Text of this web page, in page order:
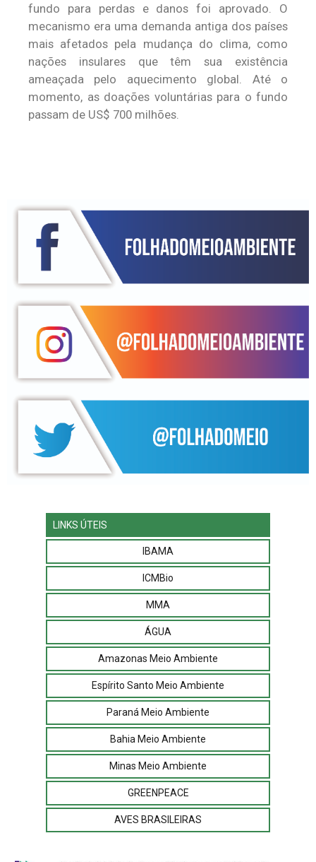
fundo para perdas e danos foi aprovado. O
mecanismo era uma demanda antiga dos países
mais afetados pela mudança do clima, como
nações insulares que têm sua existência
ameaçada pelo aquecimento global. Até o
momento, as doações voluntárias para o fundo
passam de US$ 700 milhões.
LINKS ÚTEIS
IBAMA
ICMBio
MMA
ÁGUA
Amazonas Meio Ambiente
Espírito Santo Meio Ambiente
Paraná Meio Ambiente
Bahia Meio Ambiente
Minas Meio Ambiente
GREENPEACE
AVES BRASILEIRAS